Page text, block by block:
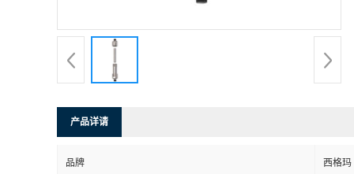
产品详请
品牌 西格玛